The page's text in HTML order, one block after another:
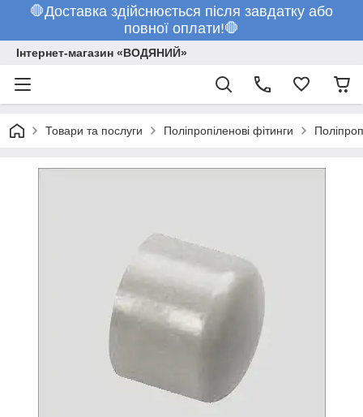
🛑Доставка здійснюється після завдатку або
повної оплати!🛑
Інтернет-магазин «ВОДЯНИЙ»
Товари та послуги Поліпропіленові фітинги